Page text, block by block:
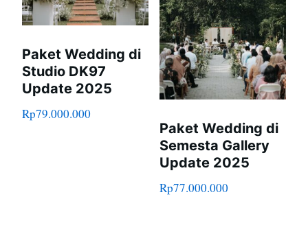
Paket Wedding di
Studio DK97
Update 2025
Rp79.000.000
Paket Wedding di
Semesta Gallery
Update 2025
Rp77.000.000